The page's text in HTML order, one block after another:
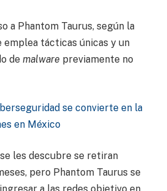
a Phantom Taurus, según la
emplea tácticas únicas y un
de malware previamente no
se convierte en la
en México
les descubre se retiran
pero Phantom Taurus se